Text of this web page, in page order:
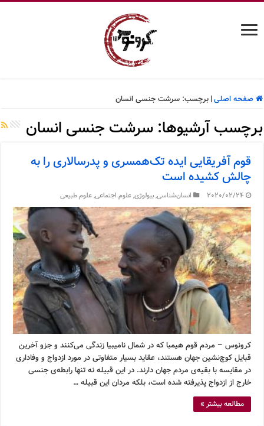
صفحه اصلی| برچسب:سرشت جنسی انسان
برچسب آرشیوها:سرشت جنسی انسان
قوم آفریقایی ایده تک‌همسری و پدرسالاری را به
چالش کشیده است
2020/02/24 انسان‌شناسی,بیولوژی,علوم اجتماعی,علوم طبیعی
کرونوس – مردم قوم هیمبا که در شمال نامیبیا زندگی می‌کنند و جزو آخرین
قبایل کوچ‌نشین جهان هستند، عقاید بسیار متفاوتی در مورد ازدواج و وفاداری
در مقایسه با بقیه‌ی مردم جهان دارند. در این قبیله نه تنها رابطه‌ی جنسی
خارج از ازدواج پذیرفته شده است، بلکه مردان این قبیله …
مطالعه بیشتر »